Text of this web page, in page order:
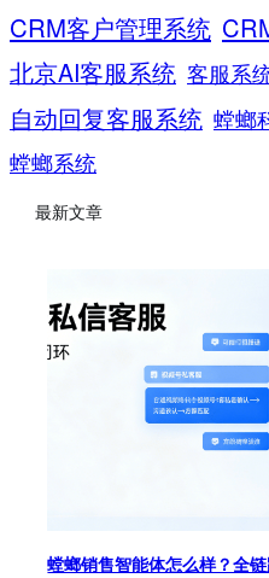
CRM客户管理系统
北京AI客服系统 客服系
自动回复客服系统 螳螂
螳螂系统
最新文章
螳螂销售智能体怎么样？全